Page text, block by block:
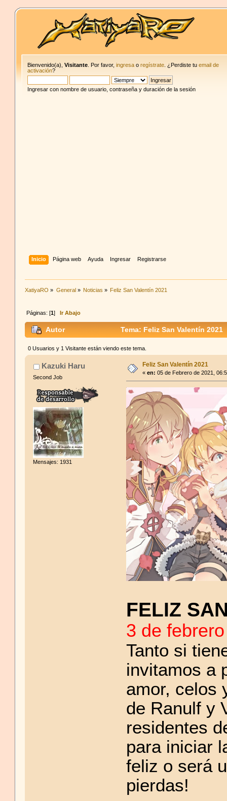
Bienvenido(a),Visitante . Por favor,ingresa oregístrate . ¿Perdiste tuemail de
activación?
Ingresar con nombre de usuario, contraseña y duración de la sesión
Inicio Página web Ayuda Ingresar Registrarse
XatiyaRO » General» Noticias » Feliz San Valentín 2021
Páginas: [1] Ir Abajo
Autor Tema: Feliz San Valentín
0 Usuarios y 1 Visitante están viendo este tema.
Kazuki Haru
Second Job
Mensajes: 1931
Feliz San Valentín 2021
«en: 05 de Febrero de 2021,
FELIZ
3 de
Tanto si
invitamos a
amor, celos
de Ranulf y
residentes
para iniciar
feliz o será
pierdas!